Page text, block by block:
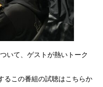
いて、ゲストが熱いトーク
るこの番組の試聴はこちらか